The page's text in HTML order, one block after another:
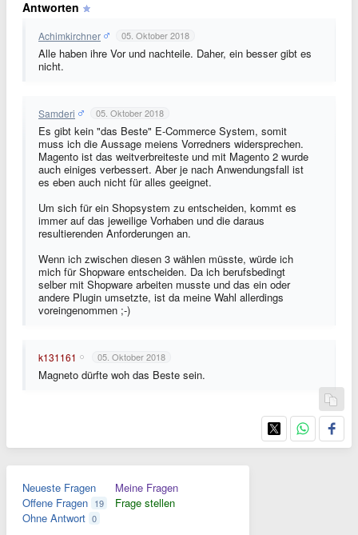
Antworten
Achimkirchner 05. Oktober 2018
Alle haben ihre Vor und nachteile. Daher, ein besser gibt es
nicht.
Samderi 05. Oktober 2018
Es gibt kein "das Beste" E-Commerce System, somit
muss ich die Aussage meiens Vorredners widersprechen.
Magento ist das weitverbreiteste und mit Magento 2 wurde
auch einiges verbessert. Aber je nach Anwendungsfall ist
es eben auch nicht für alles geeignet.
Um sich für ein Shopsystem zu entscheiden, kommt es
immer auf das jeweilige Vorhaben und die daraus
resultierenden Anforderungen an.
Wenn ich zwischen diesen 3 wählen müsste, würde ich
mich für Shopware entscheiden. Da ich berufsbedingt
selber mit Shopware arbeiten musste und das ein oder
andere Plugin umsetzte, ist da meine Wahl allerdings
voreingenommen ;-)
k131161 05. Oktober 2018
Magneto dürfte woh das Beste sein.
Neueste Fragen
Offene Fragen 19
Ohne Antwort 0
Meine Fragen
Frage stellen